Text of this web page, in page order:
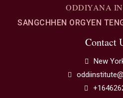
ODDIYANA
SANGCHHEN ORGYEN
Contact
New